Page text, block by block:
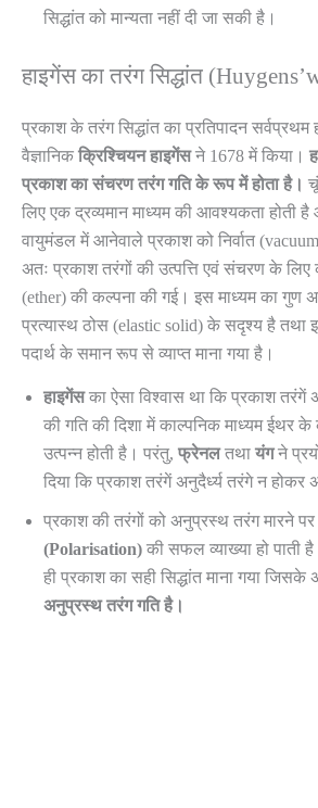
सिद्धांत को मान्यता नहीं दी जा सकी है।
हाइगेंस का तरंग सिद्धांत
प्रकाश के तरंग सिद्धांत का प्रतिपादन
वैज्ञानिक क्रिश्चियन हाइगेंसने 1678 में किया।
प्रकाश का संचरण तरंग गति के रूप में होता है।
लिए एक द्रव्यमान माध्यम की आवश्यकता होती
वायुमंडल में आनेवाले प्रकाश को निर्वात
अतः प्रकाश तरंगों की उत्पत्ति एवं संचरण के लिए
(ether) की कल्पना की गई। इस माध्यम का गुण
प्रत्यास्थ ठोस (elastic solid) के सदृश्य है तथा
पदार्थ के समान रूप से व्याप्त माना गया है।
हाइगेंसका ऐसा विश्वास था कि प्रकाश तरंगें
की गति की दिशा में काल्पनिक माध्यम
उत्पन्न होती है। परंतु, फ्रेनलतथा यंगने
दिया कि प्रकाश तरंगें अनुदैर्ध्य तरंगे न होकर
प्रकाश की तरंगों को अनुप्रस्थ तरंग मारने
(Polarisation) की सफल व्याख्या हो पाती
ही प्रकाश का सही सिद्धांत माना गया जिसके
अनुप्रस्थ तरंग गति है।